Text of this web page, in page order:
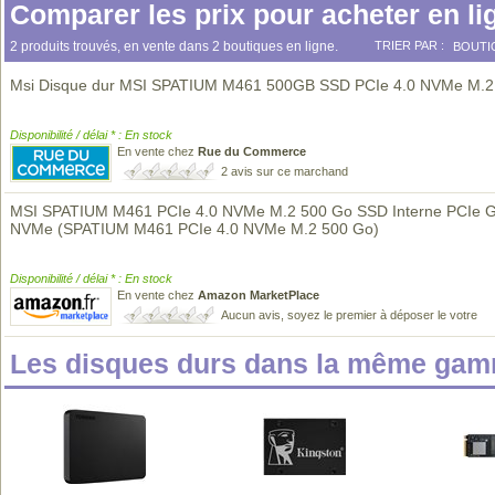
Comparer les prix pour acheter en
2 produits trouvés, en vente dans 2 boutiques en ligne. TRIER PAR :
Msi Disque dur MSI SPATIUM M461 500GB SSD PCIe 4.0 NVMe M.2
Disponibilité / délai * : En stock
En vente chez Rue du Commerce
2 avis sur ce marchand
MSI SPATIUM M461 PCIe 4.0 NVMe M.2 500 Go SSD Interne PCIe
NVMe (SPATIUM M461 PCIe 4.0 NVMe M.2 500 Go)
Disponibilité / délai * : En stock
En vente chez Amazon MarketPlace
Aucun avis, soyez le premier à déposer le votre
Les disques durs dans la même